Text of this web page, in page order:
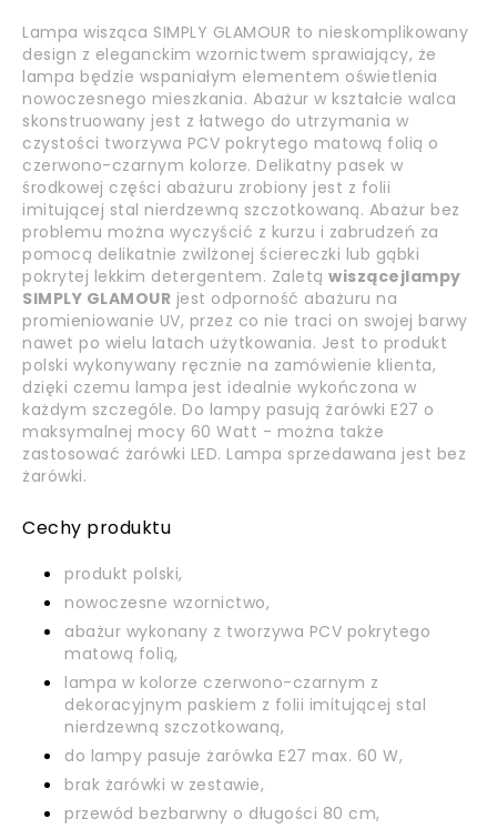
Lampa wisząca SIMPLY GLAMOUR to nieskomplikowany
design z eleganckim wzornictwem sprawiający, że
lampa będzie wspaniałym elementem oświetlenia
nowoczesnego mieszkania. Abażur w kształcie walca
skonstruowany jest z łatwego do utrzymania w
czystości tworzywa PCV pokrytego matową folią o
czerwono-czarnym kolorze. Delikatny pasek w
środkowej części abażuru zrobiony jest z folii
imitującej stal nierdzewną szczotkowaną. Abażur bez
problemu można wyczyścić z kurzu i zabrudzeń za
pomocą delikatnie zwilżonej ściereczki lub gąbki
pokrytej lekkim detergentem. Zaletą wiszącejlampy
SIMPLY GLAMOUR jest odporność abażuru na
promieniowanie UV, przez co nie traci on swojej barwy
nawet po wielu latach użytkowania. Jest to produkt
polski wykonywany ręcznie na zamówienie klienta,
dzięki czemu lampa jest idealnie wykończona w
każdym szczególe. Do lampy pasują żarówki E27 o
maksymalnej mocy 60 Watt - można także
zastosować żarówki LED. Lampa sprzedawana jest bez
żarówki.
Cechy produktu
produkt polski,
nowoczesne wzornictwo,
abażur wykonany z tworzywa PCV pokrytego
matową folią,
lampa w kolorze czerwono-czarnym z
dekoracyjnym paskiem z folii imitującej stal
nierdzewną szczotkowaną,
do lampy pasuje żarówka E27 max. 60 W,
brak żarówki w zestawie,
przewód bezbarwny o długości 80 cm,